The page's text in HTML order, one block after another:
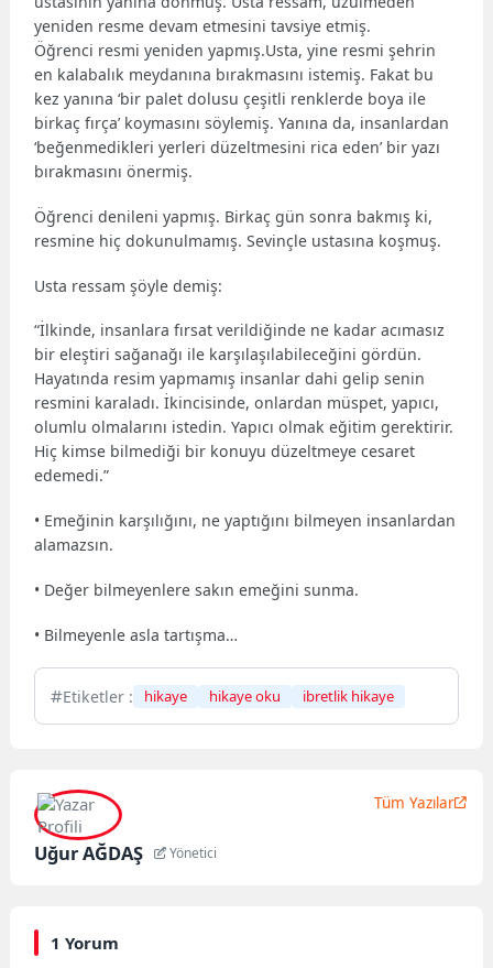
yeniden resme devam etmesini tavsiye etmiş.
Öğrenci resmi yeniden yapmış.Usta, yine resmi şehrin
en kalabalık meydanına bırakmasını istemiş. Fakat bu
kez yanına ‘bir palet dolusu çeşitli renklerde boya ile
birkaç fırça’ koymasını söylemiş. Yanına da, insanlardan
‘beğenmedikleri yerleri düzeltmesini rica eden’ bir yazı
bırakmasını önermiş.
Öğrenci denileni yapmış. Birkaç gün sonra bakmış ki,
resmine hiç dokunulmamış. Sevinçle ustasına koşmuş.
Usta ressam şöyle demiş:
“İlkinde, insanlara fırsat verildiğinde ne kadar acımasız
bir eleştiri sağanağı ile karşılaşılabileceğini gördün.
Hayatında resim yapmamış insanlar dahi gelip senin
resmini karaladı. İkincisinde, onlardan müspet, yapıcı,
olumlu olmalarını istedin. Yapıcı olmak eğitim gerektirir.
Hiç kimse bilmediği bir konuyu düzeltmeye cesaret
edemedi.”
• Emeğinin karşılığını, ne yaptığını bilmeyen insanlardan
alamazsın.
• Değer bilmeyenlere sakın emeğini sunma.
• Bilmeyenle asla tartışma…
Etiketler : hikaye hikaye oku ibretlik hikaye
Uğur AĞDAŞ Yönetici
Tüm Yazılar
1 Yorum